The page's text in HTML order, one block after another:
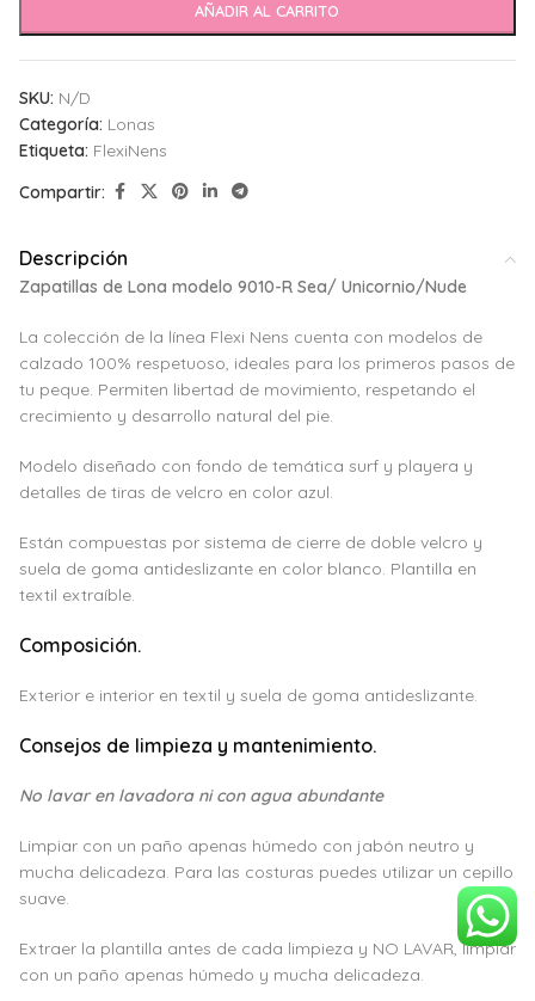
AÑADIR AL CARRITO
SKU: N/D
Categoría: Lonas
Etiqueta: FlexiNens
Compartir:
Descripción
Zapatillas de Lona modelo 9010-R Sea/ Unicornio/Nude
La colección de la línea Flexi Nens cuenta con modelos de
calzado 100% respetuoso, ideales para los primeros pasos de
tu peque. Permiten libertad de movimiento, respetando el
crecimiento y desarrollo natural del pie.
Modelo diseñado con fondo de temática surf y playera y
detalles de tiras de velcro en color azul.
Están compuestas por sistema de cierre de doble velcro y
suela de goma antideslizante en color blanco. Plantilla en
textil extraíble.
Composición.
Exterior e interior en textil y suela de goma antideslizante.
Consejos de limpieza y mantenimiento.
No lavar en lavadora ni con agua abundante
Limpiar con un paño apenas húmedo con jabón neutro y
mucha delicadeza. Para las costuras puedes utilizar un cepillo
suave.
Extraer la plantilla antes de cada limpieza y NO LAVAR, limpiar
con un paño apenas húmedo y mucha delicadeza.